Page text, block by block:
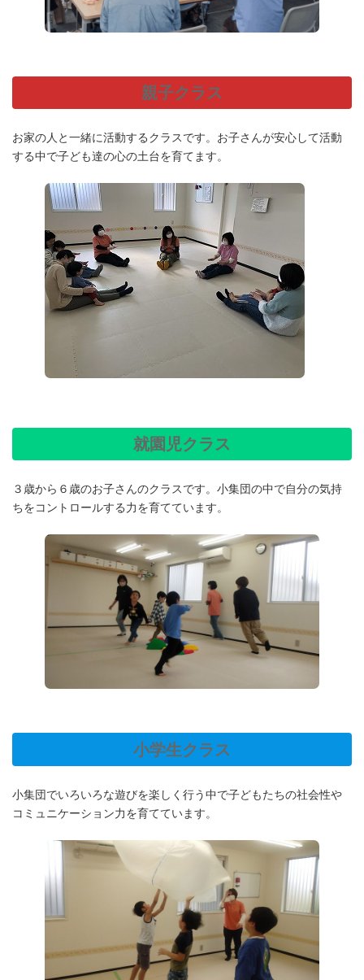
親子クラス
お家の人と一緒に活動するクラスです。お子さんが安心して活動
する中で子ども達の心の土台を育てます。
就園児クラス
３歳から６歳のお子さんのクラスです。小集団の中で自分の気持
ちをコントロールする力を育てています。
小学生クラス
小集団でいろいろな遊びを楽しく行う中で子どもたちの社会性や
コミュニケーション力を育てています。